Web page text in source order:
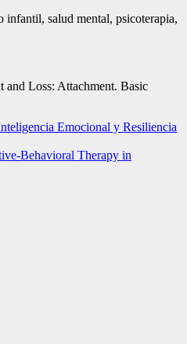
infantil, salud mental, psicoterapia,
Loss: Attachment. Basic
Emocional y Resiliencia
Behavioral Therapy in